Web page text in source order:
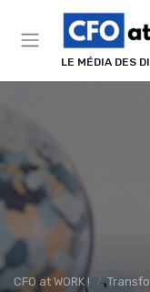
LE MÉDIA DES
CFO at WORK !
Panneau de gestion